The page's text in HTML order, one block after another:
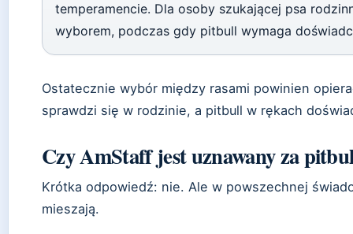
temperamencie. Dla osoby szukającej psa
wyborem, podczas gdy pitbull wymaga
Ostatecznie wybór między rasami powinien
sprawdzi się w rodzinie, a pitbull w rękach
Czy AmStaff jest uznawany za
Krótka odpowiedź: nie. Ale w powszechnej
mieszają.